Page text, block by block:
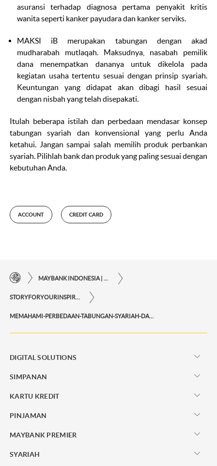
asuransi terhadap diagnosa pertama penyakit kritis
wanita seperti kanker payudara dan kanker serviks.
MAKSI iB merupakan tabungan dengan akad
mudharabah mutlaqah . Maksudnya, nasabah pemilik
dana menempatkan dananya untuk dikelola pada
kegiatan usaha tertentu sesuai dengan prinsip syariah.
Keuntungan yang didapat akan dibagi hasil sesuai
dengan nisbah yang telah disepakati.
Itulah beberapa istilah dan perbedaan mendasar konsep
tabungan syariah dan konvensional yang perlu Anda
ketahui. Jangan sampai salah memilih produk perbankan
syariah. Pilihlah bank dan produk yang paling sesuai dengan
kebutuhan Anda.
ACCOUNT CREDIT CARD
MAYBANK INDONESIA | KEMUDAHAN TRANSAKSI FINANSIAL DI UJUNG JARI ANDA
STORYFORYOURINSPIRATIONPERSONAL
MEMAHAMI-PERBEDAAN-TABUNGAN-SYARIAH-DAN-KONVENSIONAL
DIGITAL SOLUTIONS
SIMPANAN
KARTU KREDIT
PINJAMAN
MAYBANK PREMIER
SYARIAH